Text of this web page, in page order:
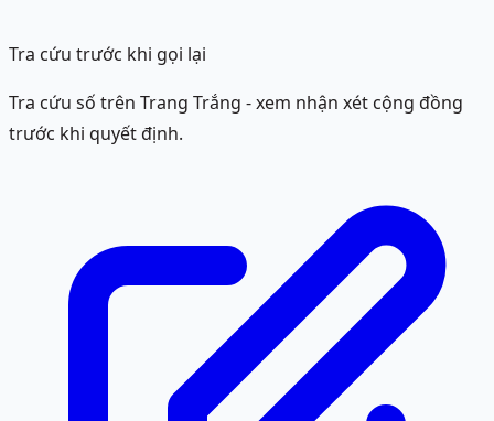
Tra cứu trước khi gọi lại
Tra cứu số trên Trang Trắng - xem nhận xét cộng đồng
trước khi quyết định.